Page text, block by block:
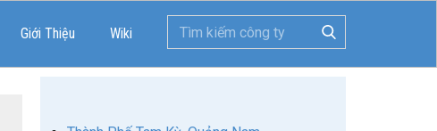
Giới Thiệu Wiki